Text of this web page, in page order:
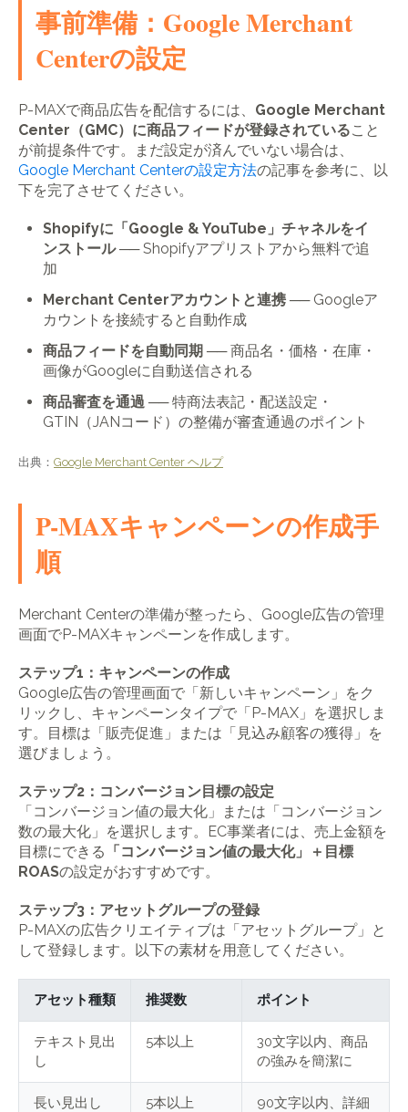
事前準備：Google Merchant
Centerの設定
P-MAXで商品広告を配信するには、 Google Merchant
Center（GMC）に商品フィードが登録されていること
が前提条件です。まだ設定が済んでいない場合は、
Google Merchant Centerの設定方法の記事を参考に、以
下を完了させてください。
Shopifyに「Google & YouTube」チャネルをイ
ンストール── Shopifyアプリストアから無料で追
加
Merchant Centerアカウントと連携 ── Googleア
カウントを接続すると自動作成
商品フィードを自動同期 ── 商品名・価格・在庫・
画像がGoogleに自動送信される
商品審査を通過 ── 特商法表記・配送設定・
GTIN（JANコード）の整備が審査通過のポイント
出典： Google Merchant Center ヘルプ
P-MAXキャンペーンの作成手
順
Merchant Centerの準備が整ったら、Google広告の管理
画面でP-MAXキャンペーンを作成します。
ステップ1：キャンペーンの作成
Google広告の管理画面で「新しいキャンペーン」をク
リックし、キャンペーンタイプで「P-MAX」を選択しま
す。目標は「販売促進」または「見込み顧客の獲得」を
選びましょう。
ステップ2：コンバージョン目標の設定
「コンバージョン値の最大化」または「コンバージョン
数の最大化」を選択します。EC事業者には、売上金額を
目標にできる 「コンバージョン値の最大化」＋目標
ROASの設定がおすすめです。
ステップ3：アセットグループの登録
P-MAXの広告クリエイティブは「アセットグループ」と
して登録します。以下の素材を用意してください。
アセット種類 推奨数 ポイント
テキスト見出
し
5本以上
30文字以内、商品
の強みを簡潔に
長い見出し 5本以上
90文字以内、詳細